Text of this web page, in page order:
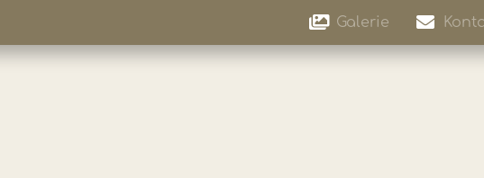
Galerie